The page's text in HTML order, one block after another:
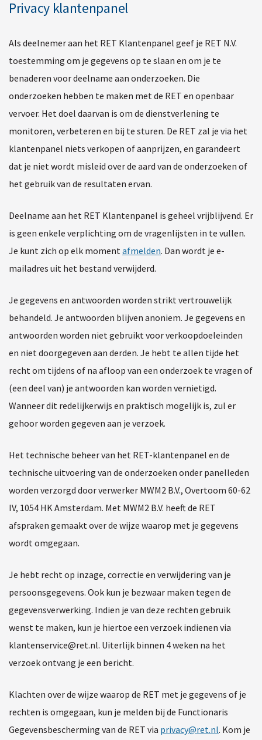
Privacy klantenpanel
Als deelnemer aan het RET Klantenpanel geef je RET N.V.
toestemming om je gegevens op te slaan en om je te
benaderen voor deelname aan onderzoeken. Die
onderzoeken hebben te maken met de RET en openbaar
vervoer. Het doel daarvan is om de dienstverlening te
monitoren, verbeteren en bij te sturen. De RET zal je via het
klantenpanel niets verkopen of aanprijzen, en garandeert
dat je niet wordt misleid over de aard van de onderzoeken of
het gebruik van de resultaten ervan.
Deelname aan het RET Klantenpanel is geheel vrijblijvend. Er
is geen enkele verplichting om de vragenlijsten in te vullen.
Je kunt zich op elk moment afmelden. Dan wordt je e-
mailadres uit het bestand verwijderd.
Je gegevens en antwoorden worden strikt vertrouwelijk
behandeld. Je antwoorden blijven anoniem. Je gegevens en
antwoorden worden niet gebruikt voor verkoopdoeleinden
en niet doorgegeven aan derden. Je hebt te allen tijde het
recht om tijdens of na afloop van een onderzoek te vragen of
(een deel van) je antwoorden kan worden vernietigd.
Wanneer dit redelijkerwijs en praktisch mogelijk is, zul er
gehoor worden gegeven aan je verzoek.
Het technische beheer van het RET-klantenpanel en de
technische uitvoering van de onderzoeken onder panelleden
worden verzorgd door verwerker MWM2 B.V., Overtoom 60-62
IV, 1054 HK Amsterdam. Met MWM2 B.V. heeft de RET
afspraken gemaakt over de wijze waarop met je gegevens
wordt omgegaan.
Je hebt recht op inzage, correctie en verwijdering van je
persoonsgegevens. Ook kun je bezwaar maken tegen de
gegevensverwerking. Indien je van deze rechten gebruik
wenst te maken, kun je hiertoe een verzoek indienen via
klantenservice@ret.nl. Uiterlijk binnen 4 weken na het
verzoek ontvang je een bericht.
Klachten over de wijze waarop de RET met je gegevens of je
rechten is omgegaan, kun je melden bij de Functionaris
Gegevensbescherming van de RET via privacy@ret.nl. Kom je